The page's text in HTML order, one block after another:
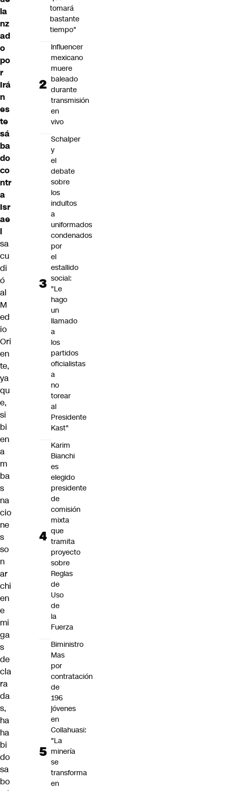
la
nz
ad
o
po
r
Irá
n
es
te
sá
ba
do
co
ntr
a
Isr
ae
l
sa
cu
di
ó
al
M
ed
io
Ori
en
te,
ya
qu
e,
si
bi
en
a
m
ba
s
na
cio
ne
s
so
n
ar
chi
en
e
mi
ga
s
de
cla
ra
da
s,
ha
ha
bi
do
sa
bo
tomará
bastante
tiempo"
Influencer
mexicano
muere
baleado
durante
transmisión
en
vivo
Schalper
y
el
debate
sobre
los
indultos
a
uniformados
condenados
por
el
estallido
social:
"Le
hago
un
llamado
a
los
partidos
oficialistas
a
no
torear
al
Presidente
Kast"
Karim
Bianchi
es
elegido
presidente
de
comisión
mixta
que
tramita
proyecto
sobre
Reglas
de
Uso
de
la
Fuerza
Biministro
Mas
por
contratación
de
196
jóvenes
en
Collahuasi:
"La
minería
se
transforma
en